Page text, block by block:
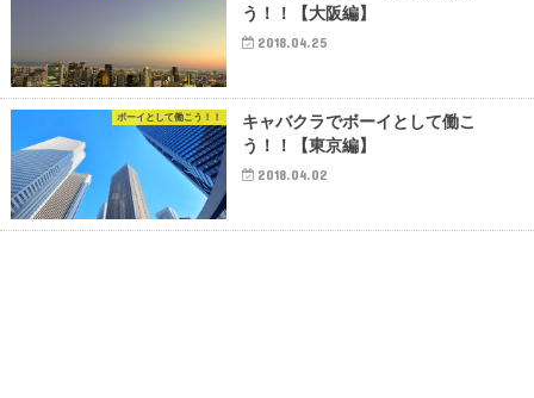
う！！【大阪編】
2018.04.25
ボーイとして働こう！！
キャバクラでボーイとして働こ
う！！【東京編】
2018.04.02